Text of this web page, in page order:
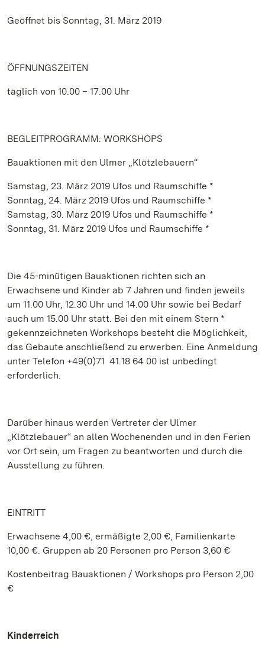
Geöffnet bis Sonntag, 31. März 2019
ÖFFNUNGSZEITEN
täglich von 10.00 – 17.00 Uhr
BEGLEITPROGRAMM: WORKSHOPS
Bauaktionen mit den Ulmer „Klötzlebauern“
Samstag, 23. März 2019 Ufos und Raumschiffe *
Sonntag, 24. März 2019 Ufos und Raumschiffe *
Samstag, 30. März 2019 Ufos und Raumschiffe *
Sonntag, 31. März 2019 Ufos und Raumschiffe *
Die 45-minütigen Bauaktionen richten sich an
Erwachsene und Kinder ab 7 Jahren und finden jeweils
um 11.00 Uhr, 12.30 Uhr und 14.00 Uhr sowie bei Bedarf
auch um 15.00 Uhr statt. Bei den mit einem Stern *
gekennzeichneten Workshops besteht die Möglichkeit,
das Gebaute anschließend zu erwerben. Eine Anmeldung
unter Telefon +49(0)71 41.18 64 00 ist unbedingt
erforderlich.
Darüber hinaus werden Vertreter der Ulmer
„Klötzlebauer“ an allen Wochenenden und in den Ferien
vor Ort sein, um Fragen zu beantworten und durch die
Ausstellung zu führen.
EINTRITT
Erwachsene 4,00 €, ermäßigte 2,00 €, Familienkarte
10,00 €. Gruppen ab 20 Personen pro Person 3,60 €
Kostenbeitrag Bauaktionen / Workshops pro Person 2,00
€
Kinderreich